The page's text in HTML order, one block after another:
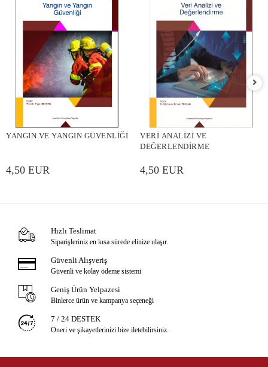
YANGIN VE YANGIN GÜVENLİĞİ
4,50 EUR
VERİ ANALİZİ VE
DEĞERLENDİRME
4,50 EUR
Hızlı Teslimat
Siparişleriniz en kısa sürede elinize ulaşır.
Güvenli Alışveriş
Güvenli ve kolay ödeme sistemi
Geniş Ürün Yelpazesi
Binlerce ürün ve kampanya seçeneği
7 / 24 DESTEK
Öneri ve şikayetlerinizi bize iletebilirsiniz.